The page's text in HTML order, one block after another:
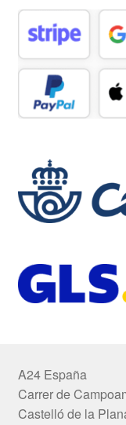
A24 España
Carrer de
Castelló de la